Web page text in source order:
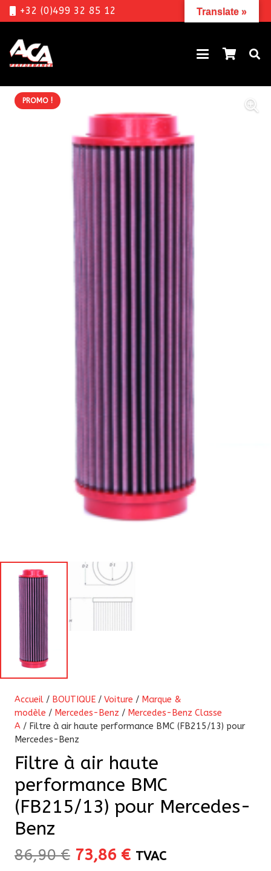
+32 (0)499 32 85 12
PROMO !
Accueil / BOUTIQUE / Voiture / Marque &
modèle / Mercedes-Benz / Mercedes-Benz Classe
A / Filtre à air haute performance BMC (FB215/13) pour
Mercedes-Benz
Filtre à air haute
performance BMC
(FB215/13) pour Mercedes-
Benz
86,90€ Le
73,86 €Le
TVAC
Translate »